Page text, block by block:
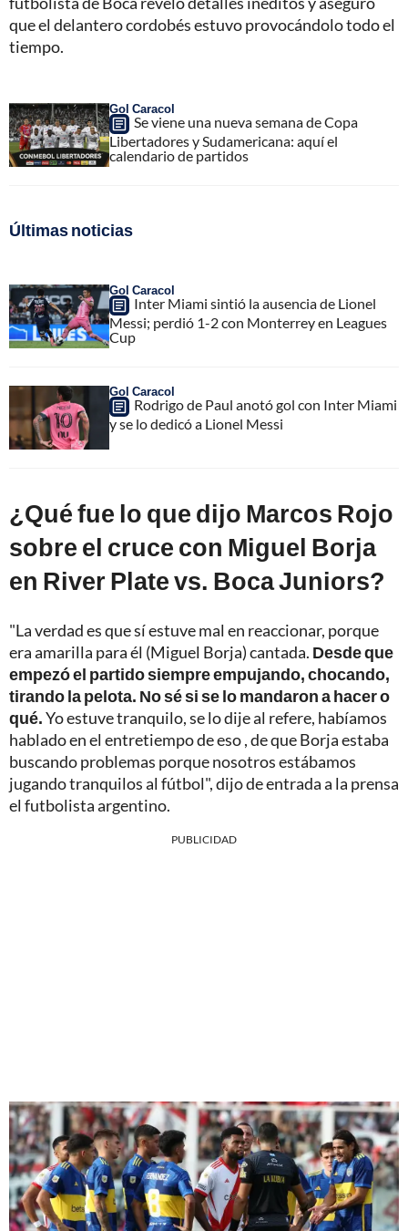
que el delantero cordobés estuvo provocándolo todo el
tiempo.
Gol Caracol
Se viene una nueva semana de Copa
Libertadores y Sudamericana: aquí el
calendario de partidos
Últimas noticias
Gol Caracol
Inter Miami sintió la ausencia de Lionel
Messi; perdió 1-2 con Monterrey en Leagues
Cup
Gol Caracol
Rodrigo de Paul anotó gol con Inter Miami
y se lo dedicó a Lionel Messi
¿Qué fue lo que dijo Marcos Rojo
sobre el cruce con Miguel Borja
en River Plate vs. Boca Juniors?
"La verdad es que sí estuve mal en reaccionar, porque
era amarilla para él (Miguel Borja) cantada. Desde que
empezó el partido siempre empujando, chocando,
tirando la pelota. No sé si se lo mandaron a hacer o
qué.Yo estuve tranquilo, se lo dije al refere, habíamos
hablado en el entretiempo de eso , de que Borja estaba
buscando problemas porque nosotros estábamos
jugando tranquilos al fútbol", dijo de entrada a la prensa
el futbolista argentino.
PUBLICIDAD